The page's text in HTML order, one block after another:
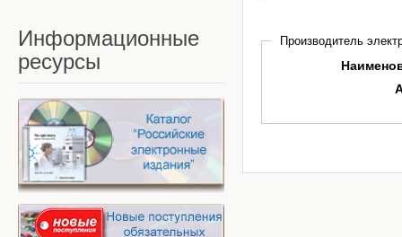
Производитель
Информационные
ресурсы